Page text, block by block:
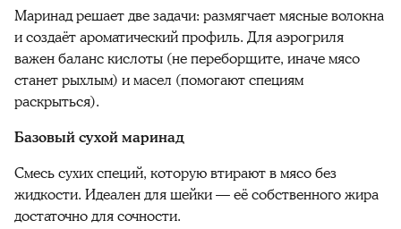
Маринад решает две задачи: размягчает мясные волокна
и создаёт ароматический профиль. Для аэрогриля
важен баланс кислоты (не переборщите, иначе мясо
станет рыхлым) и масел (помогают специям
раскрыться).
Базовый сухой маринад
Смесь сухих специй, которую втирают в мясо без
жидкости. Идеален для шейки — её собственного жира
достаточно для сочности.